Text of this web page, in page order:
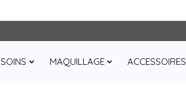
SOINS MAQUILLAGE ACCESSOIRES